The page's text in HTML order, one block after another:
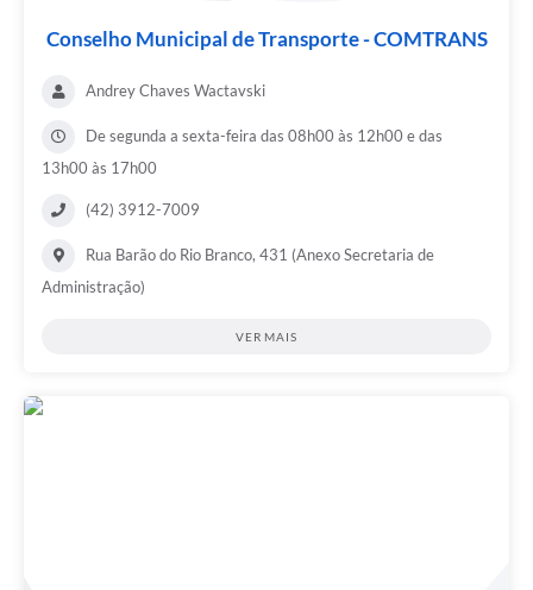
Conselho Municipal de Transporte - COMTRANS
Andrey Chaves Wactavski
De segunda a sexta-feira das 08h00 às 12h00 e das
13h00 às 17h00
(42) 3912-7009
Rua Barão do Rio Branco, 431 (Anexo Secretaria de
Administração)
VER MAIS